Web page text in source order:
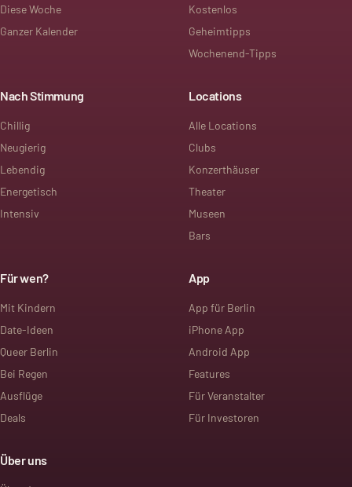
Diese Woche
Ganzer Kalender
Kostenlos
Geheimtipps
Wochenend-Tipps
Nach Stimmung
Chillig
Neugierig
Lebendig
Energetisch
Intensiv
Locations
Alle Locations
Clubs
Konzerthäuser
Theater
Museen
Bars
Für wen?
Mit Kindern
Date-Ideen
Queer Berlin
Bei Regen
Ausflüge
Deals
App
App für Berlin
iPhone App
Android App
Features
Für Veranstalter
Für Investoren
Über uns